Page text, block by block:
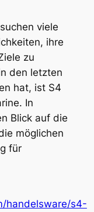
viele
ihre
zu
den letzten
hat, ist S4
In
Blick auf die
möglichen
für
handelsware/s4-